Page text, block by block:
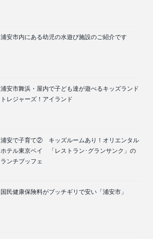
浦安市内にある幼児の水遊び施設のご紹介です
浦安市舞浜・屋内で子ども達が遊べるキッズランド
トレジャーズ！アイランド
浦安で子育て② キッズルームあり！オリエンタル
ホテル東京ベイ 「レストラン･グランサンク」の
ランチブッフェ
国民健康保険料がブッチギリで安い「浦安市」